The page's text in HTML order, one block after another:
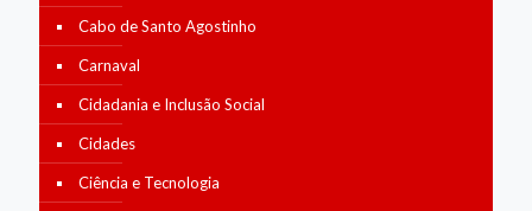
Cabo de Santo Agostinho
Carnaval
Cidadania e Inclusão Social
Cidades
Ciência e Tecnologia